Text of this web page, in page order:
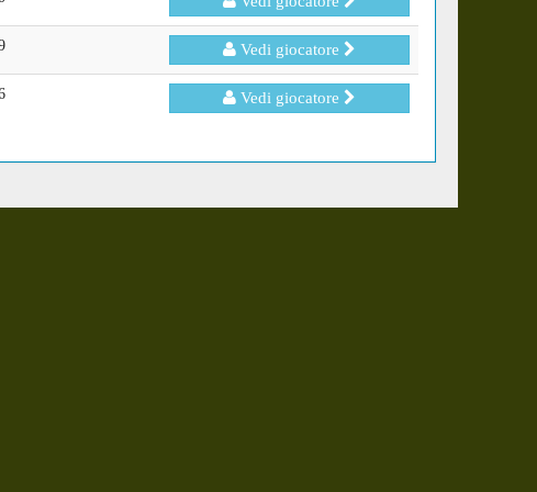
Vedi giocatore
Vedi giocatore